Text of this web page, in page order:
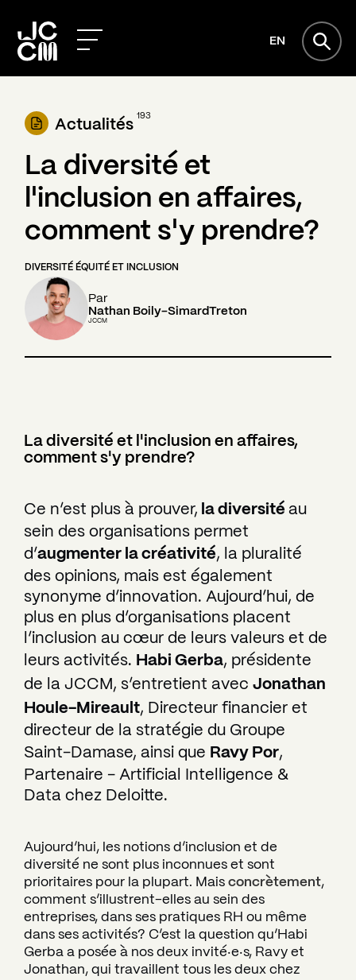
EN
Actualités
193
La diversité et
l'inclusion en affaires,
comment s'y prendre?
DIVERSITÉ ÉQUITÉ ET INCLUSION
Par
Nathan Boily-SimardTreton
JCCM
La diversité et l'inclusion en affaires,
comment s'y prendre?
Ce n’est plus à prouver, la diversité au
sein des organisations permet
d’augmenter la créativité, la pluralité
des opinions, mais est également
synonyme d’innovation. Aujourd’hui, de
plus en plus d’organisations placent
l’inclusion au cœur de leurs valeurs et de
leurs activités. Habi Gerba, présidente
de la JCCM, s’entretient avec Jonathan
Houle-Mireault, Directeur financier et
directeur de la stratégie du Groupe
Saint-Damase, ainsi que Ravy Por,
Partenaire - Artificial Intelligence &
Data chez Deloitte.
Aujourd’hui, les notions d’inclusion et de
diversité ne sont plus inconnues et sont
prioritaires pour la plupart. Mais concrètement,
comment s’illustrent-elles au sein des
entreprises, dans ses pratiques RH ou même
dans ses activités? C’est la question qu’Habi
Gerba a posée à nos deux invité‧e‧s, Ravy et
Jonathan, qui travaillent tous les deux chez